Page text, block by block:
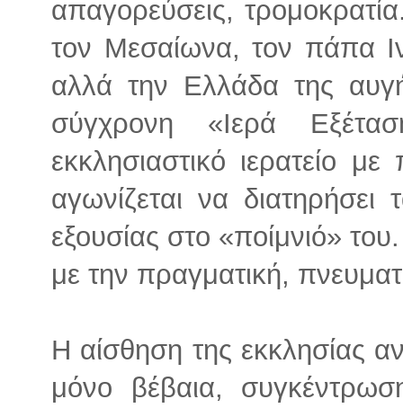
απαγορεύσεις,
τον Μεσαίωνα, τον πάπα
αλλά την Ελλάδα της
σύγχρονη «Ιερά
εκκλησιαστικό ιερατείο
αγωνίζεται να
εξουσίας στο «ποίμνιό»
με την πραγματική,
Η αίσθηση της εκκλησίας
μόνο βέβαια,